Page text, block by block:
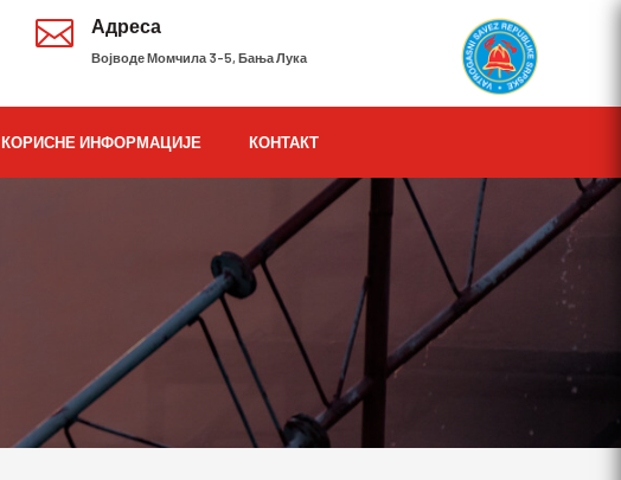
 Адреса
Војводе Момчила 3-5, Бања Лука
КОРИСНЕ ИНФОРМАЦИЈЕ КОНТАКТ